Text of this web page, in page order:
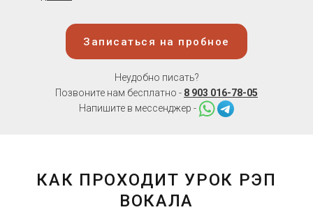
Записаться на пробное
Неудобно писать?
Позвоните нам бесплатно - 8 903 016-78-05
Напишите в мессенджер -
КАК ПРОХОДИТ УРОК РЭП
ВОКАЛА